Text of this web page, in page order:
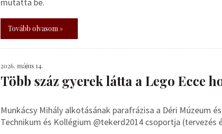
Tovább olvasom »
2026. május 14.
Több száz gyerek látta a Lego Ecce
Munkácsy Mihály alkotásának parafrázisa a Déri Múzeum
Technikum és Kollégium @tekerd2014 csoportja